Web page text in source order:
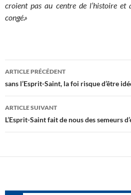
croient pas au centre de l’histoire et
congé.»
Navigation
des
articles
ARTICLE PRÉCÉDENT
sans l’Esprit-Saint, la foi risque d’être
ARTICLE SUIVANT
L’Esprit-Saint fait de nous des semeurs